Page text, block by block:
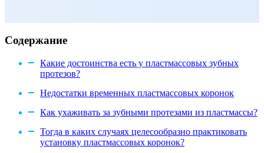
Содержание
Какие достоинства есть у пластмассовых зубных
протезов?
Недостатки временных пластмассовых коронок
Как ухаживать за зубными протезами из пластмассы?
Тогда в каких случаях целесообразно практиковать
установку пластмассовых коронок?